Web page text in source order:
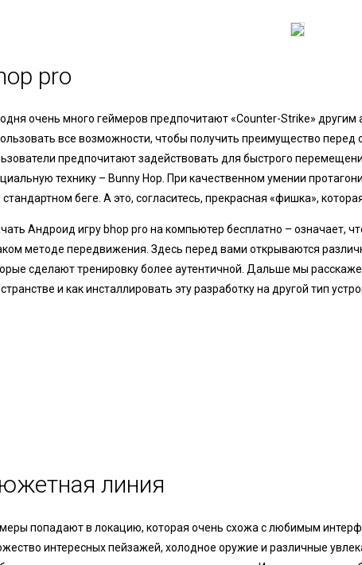
pro
очень много геймеров предпочитают «Counter-Strike»
все возможности, чтобы получить преимущество
предпочитают задействовать для быстрого
технику – Bunny Hop. При качественном умении
стандартном беге. А это, согласитесь, прекрасная «фишка»,
Андроид игру bhop pro на компьютер бесплатно – означает,
методе передвижения. Здесь перед вами открываются
сделают тренировку более аутентичной. Дальше мы
и как инсталлировать эту разработку на другой тип
линия
попадают в локацию, которая очень схожа с любимым
интересных пейзажей, холодное оружие и различные